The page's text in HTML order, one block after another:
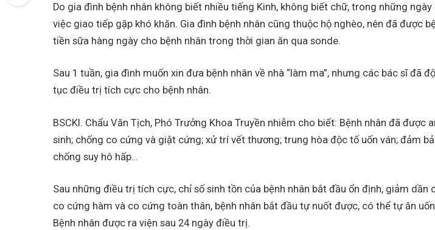
Do gia đình bệnh nhân không biết nhiều tiếng Kinh, không biết chữ, trong những
việc giao tiếp gặp khó khăn. Gia đình bệnh nhân cũng thuộc hộ nghèo, nên đã được
tiền sữa hàng ngày cho bệnh nhân trong thời gian ăn qua sonde.
Sau 1 tuần, gia đình muốn xin đưa bệnh nhân về nhà “làm ma”, nhưng các bác sĩ đã
tục điều trị tích cực cho bệnh nhân.
BSCKI. Chẩu Văn Tịch, Phó Trưởng Khoa Truyền nhiễm cho biết: Bệnh nhân đã được
sinh; chống co cứng và giật cứng; xử trí vết thương; trung hòa độc tố uốn ván; đảm
chống suy hô hấp…
Sau những điều trị tích cực, chỉ số sinh tồn của bệnh nhân bắt đầu ổn định, giảm dần
co cứng hàm và co cứng toàn thân, bệnh nhân bắt đầu tự nuốt được, có thể tự ăn
Bệnh nhân được ra viện sau 24 ngày điều trị.